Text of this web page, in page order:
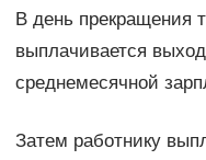
В день прекращения
выплачивается
среднемесячной
Затем работнику